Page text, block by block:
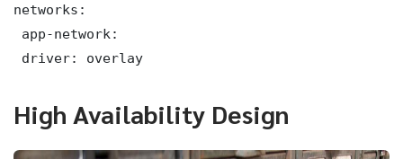
networks:
app-network:
driver: overlay
High Availability Design